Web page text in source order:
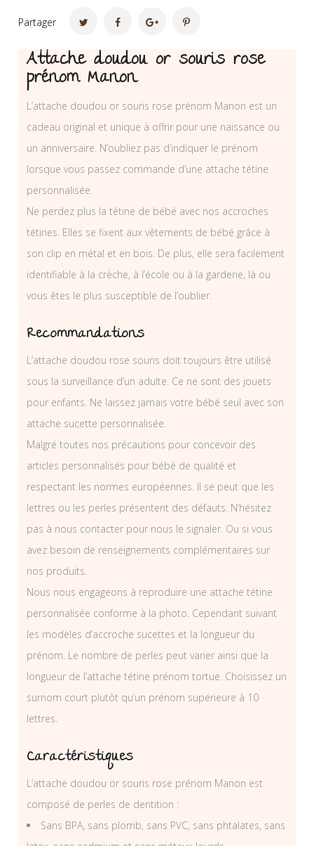
Partager
Attache doudou or souris rose
prénom Manon
L’attache doudou or souris rose prénom Manon est un
cadeau original et unique à offrir pour une naissance ou
un anniversaire. N’oubliez pas d’indiquer le prénom
lorsque vous passez commande d’une attache tétine
personnalisée.
Ne perdez plus la tétine de bébé avec nos accroches
tétines. Elles se fixent aux vêtements de bébé grâce à
son clip en métal et en bois. De plus, elle sera facilement
identifiable à la crèche, à l’école ou à la garderie, là ou
vous êtes le plus susceptible de l’oublier.
Recommandations
L’attache doudou rose souris doit toujours être utilisé
sous la surveillance d’un adulte. Ce ne sont des jouets
pour enfants. Ne laissez jamais votre bébé seul avec son
attache sucette personnalisée.
Malgré toutes nos précautions pour concevoir des
articles personnalisés pour bébé de qualité et
respectant les normes européennes. Il se peut que les
lettres ou les perles présentent des défauts. N’hésitez
pas à nous contacter pour nous le signaler. Ou si vous
avez besoin de renseignements complémentaires sur
nos produits.
Nous nous engageons à reproduire une attache tétine
personnalisée conforme à la photo. Cependant suivant
les modèles d’accroche sucettes et la longueur du
prénom. Le nombre de perles peut varier ainsi que la
longueur de l’attache tétine prénom tortue. Choisissez un
surnom court plutôt qu’un prénom supérieure à 10
lettres.
Caractéristiques
L’attache doudou or souris rose prénom Manon est
composé de perles de dentition :
Sans BPA, sans plomb, sans PVC, sans phtalates, sans